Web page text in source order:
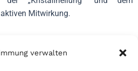
verwalten
Mitwirkung.